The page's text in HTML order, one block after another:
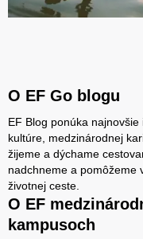
O EF Go blogu
EF Blog ponúka
kultúre, medzinárodnej
žijeme a dýchame
nadchneme a pomôžeme
životnej ceste.
O EF
kampusoch